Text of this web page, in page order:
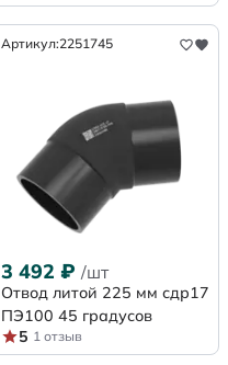
Артикул:2251745
3 492 ₽ /шт
Отвод литой 225 мм сдр17
ПЭ100 45 градусов
5 1 отзыв